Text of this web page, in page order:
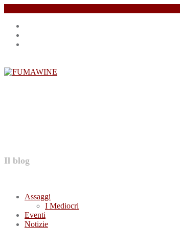
Salta
contenuto
Il blog
Assaggi
I Mediocri
Eventi
Notizie